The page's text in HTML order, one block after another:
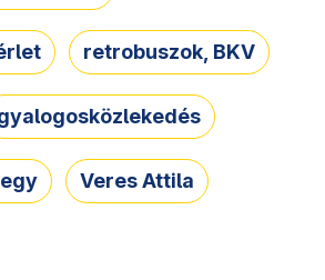
retrobuszok, BKV
Veres Attila